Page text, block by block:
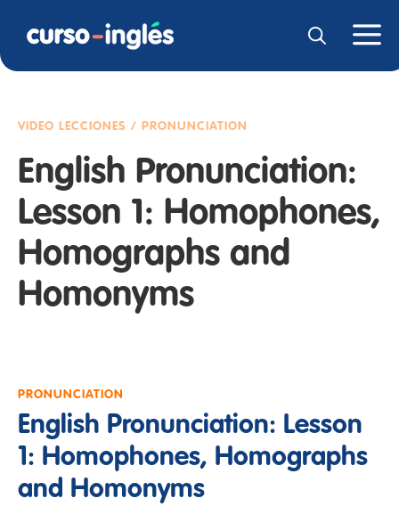
VIDEO LECCIONES / PRONUNCIATION
English Pronunciation:
Lesson 1: Homophones,
Homographs and
Homonyms
PRONUNCIATION
English Pronunciation: Lesson
1: Homophones, Homographs
and Homonyms